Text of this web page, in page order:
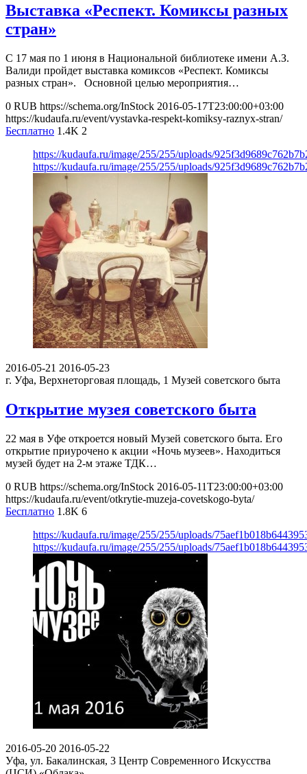
Выставка «Респект. Комиксы разных
стран»
С 17 мая по 1 июня в Национальной библиотеке имени А.З.
Валиди пройдет выставка комиксов «Респект. Комиксы
разных стран». Основной целью мероприятия…
0 RUB https://schema.org/InStock 2016-05-17T23:00:00+03:00
https://kudaufa.ru/event/vystavka-respekt-komiksy-raznyx-stran/
Бесплатно 1.4K 2
https://kudaufa.ru/image/255/255/uploads/
https://kudaufa.ru/image/255/255/uploads/
2016-05-21 2016-05-23
г. Уфа, Верхнеторговая площадь, 1 Музей советского быта
Открытие музея cоветского быта
22 мая в Уфе откроется новый Музей cоветского быта. Его
открытие приурочено к акции «Ночь музеев». Находиться
музей будет на 2-м этаже ТДК…
0 RUB https://schema.org/InStock 2016-05-11T23:00:00+03:00
https://kudaufa.ru/event/otkrytie-muzeja-covetskogo-byta/
Бесплатно 1.8K 6
https://kudaufa.ru/image/255/255/uploads/
https://kudaufa.ru/image/255/255/uploads/
2016-05-20 2016-05-22
Уфа, ул. Бакалинская, 3 Центр Современного Искусства